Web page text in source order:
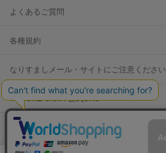
よくあるご質問
各種規約
なりすましメール・サイトにご注意ください
YOSUKE U.S.A 公式SNS